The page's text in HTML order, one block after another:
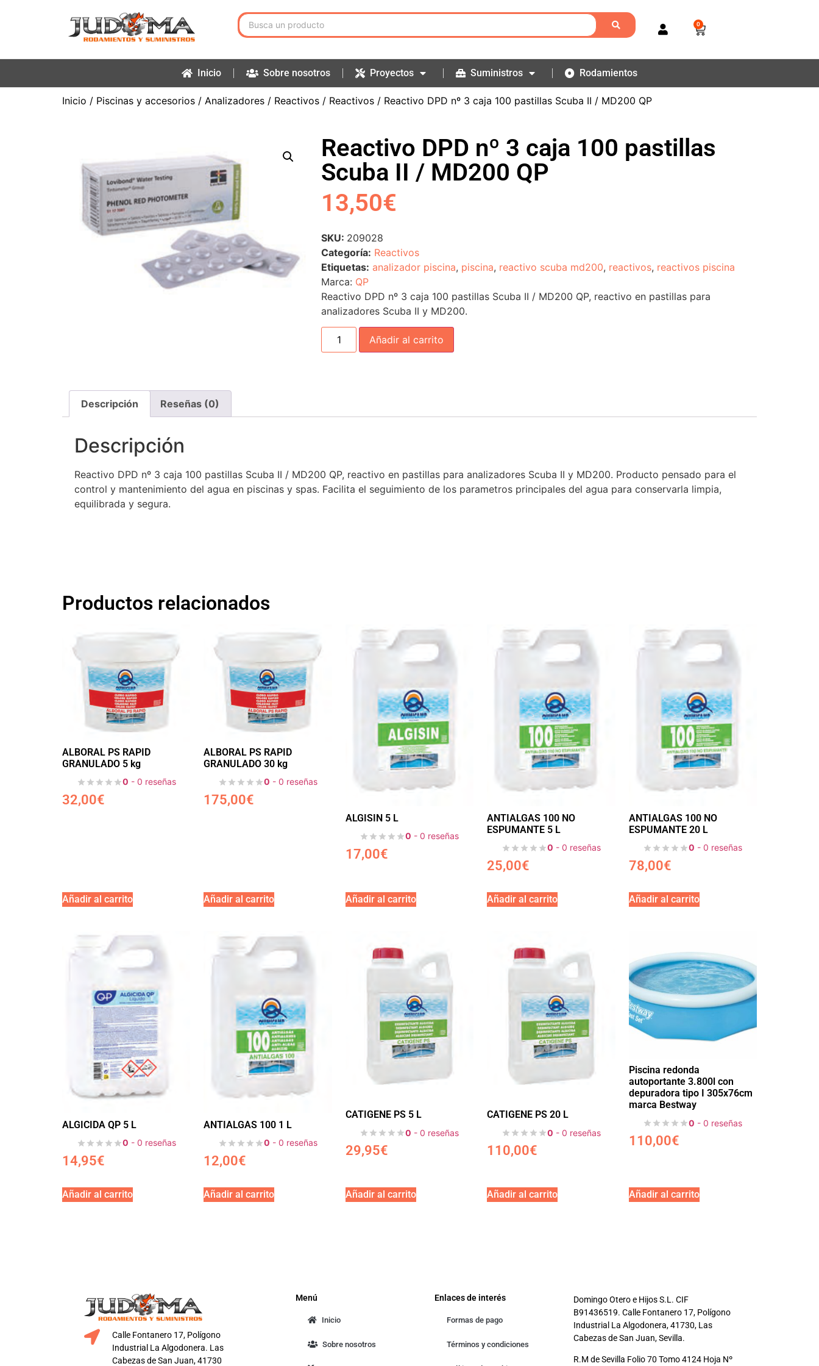
0
Inicio Sobre nosotros Proyectos Suministros Rodamientos
Inicio / Piscinas y accesorios / Analizadores / Reactivos / Reactivos / Reactivo DPD nº 3 caja 100 pastillas Scuba II / MD200 QP
Reactivo DPD nº 3 caja 100 pastillas
Scuba II / MD200 QP
13,50€
SKU: 209028
Categoría: Reactivos
Etiquetas: analizador piscina, piscina, reactivo scuba md200, reactivos, reactivos piscina
Marca: QP
Reactivo DPD nº 3 caja 100 pastillas Scuba II / MD200 QP, reactivo en pastillas para
analizadores Scuba II y MD200.
Añadir al carrito
Descripción Reseñas (0)
Descripción
Reactivo DPD nº 3 caja 100 pastillas Scuba II / MD200 QP, reactivo en pastillas para analizadores Scuba II y MD200. Producto pensado para el
control y mantenimiento del agua en piscinas y spas. Facilita el seguimiento de los parametros principales del agua para conservarla limpia,
equilibrada y segura.
Productos relacionados
ALBORAL PS RAPID
GRANULADO 5 kg
0 - 0 reseñas
32,00€
Añadir al carrito
ALBORAL PS RAPID
GRANULADO 30 kg
0 - 0 reseñas
175,00€
Añadir al carrito
ALGISIN 5 L
0 - 0 reseñas
17,00€
Añadir al carrito
ANTIALGAS 100 NO
ESPUMANTE 5 L
0 - 0 reseñas
25,00€
Añadir al carrito
ANTIALGAS 100 NO
ESPUMANTE 20 L
0 - 0 reseñas
78,00€
Añadir al carrito
ALGICIDA QP 5 L
0 - 0 reseñas
14,95€
Añadir al carrito
ANTIALGAS 100 1 L
0 - 0 reseñas
12,00€
Añadir al carrito
CATIGENE PS 5 L
0 - 0 reseñas
29,95€
Añadir al carrito
CATIGENE PS 20 L
0 - 0 reseñas
110,00€
Añadir al carrito
Piscina redonda
autoportante 3.800l con
depuradora tipo I 305x76cm
marca Bestway
0 - 0 reseñas
110,00€
Añadir al carrito
Calle Fontanero 17, Polígono
Industrial La Algodonera. Las
Cabezas de San Juan, 41730
Menú
Inicio
Sobre nosotros
Enlaces de interés
Formas de pago
Términos y condiciones
Domingo Otero e Hijos S.L. CIF
B91436519. Calle Fontanero 17, Polígono
Industrial La Algodonera, 41730, Las
Cabezas de San Juan, Sevilla.
R.M de Sevilla Folio 70 Tomo 4124 Hoja Nº